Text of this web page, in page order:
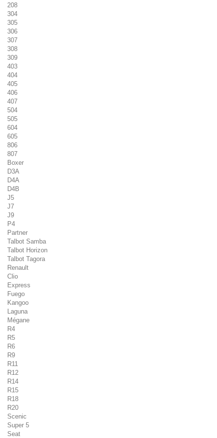
208
304
305
306
307
308
309
403
404
405
406
407
504
505
604
605
806
807
Boxer
D3A
D4A
D4B
J5
J7
J9
P4
Partner
Talbot Samba
Talbot Horizon
Talbot Tagora
Renault
Clio
Express
Fuego
Kangoo
Laguna
Mégane
R4
R5
R6
R9
R11
R12
R14
R15
R18
R20
Scenic
Super 5
Seat